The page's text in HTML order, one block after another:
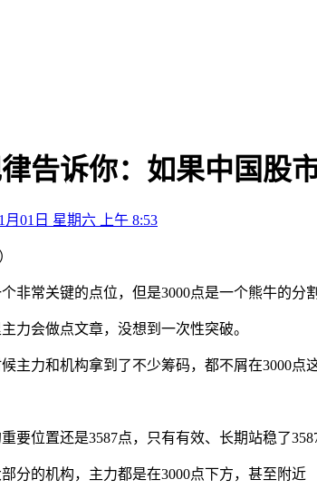
告诉你：如果中国股
月01日 星期六 上午 8:53
常关键的点位，但是3000点是一个熊牛的分
力会做点文章，没想到一次性突破。
力和机构拿到了不少筹码，都不屑在3000点这
要位置还是3587点，只有有效、长期站稳了
的机构，主力都是在3000点下方，甚至附近